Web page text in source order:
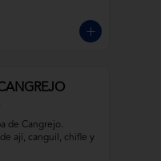
de Cangrejo.
ají, canguil, chifle y